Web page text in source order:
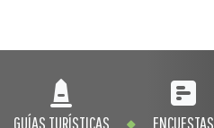
GUÍAS TURÍSTICAS ENCUESTAS